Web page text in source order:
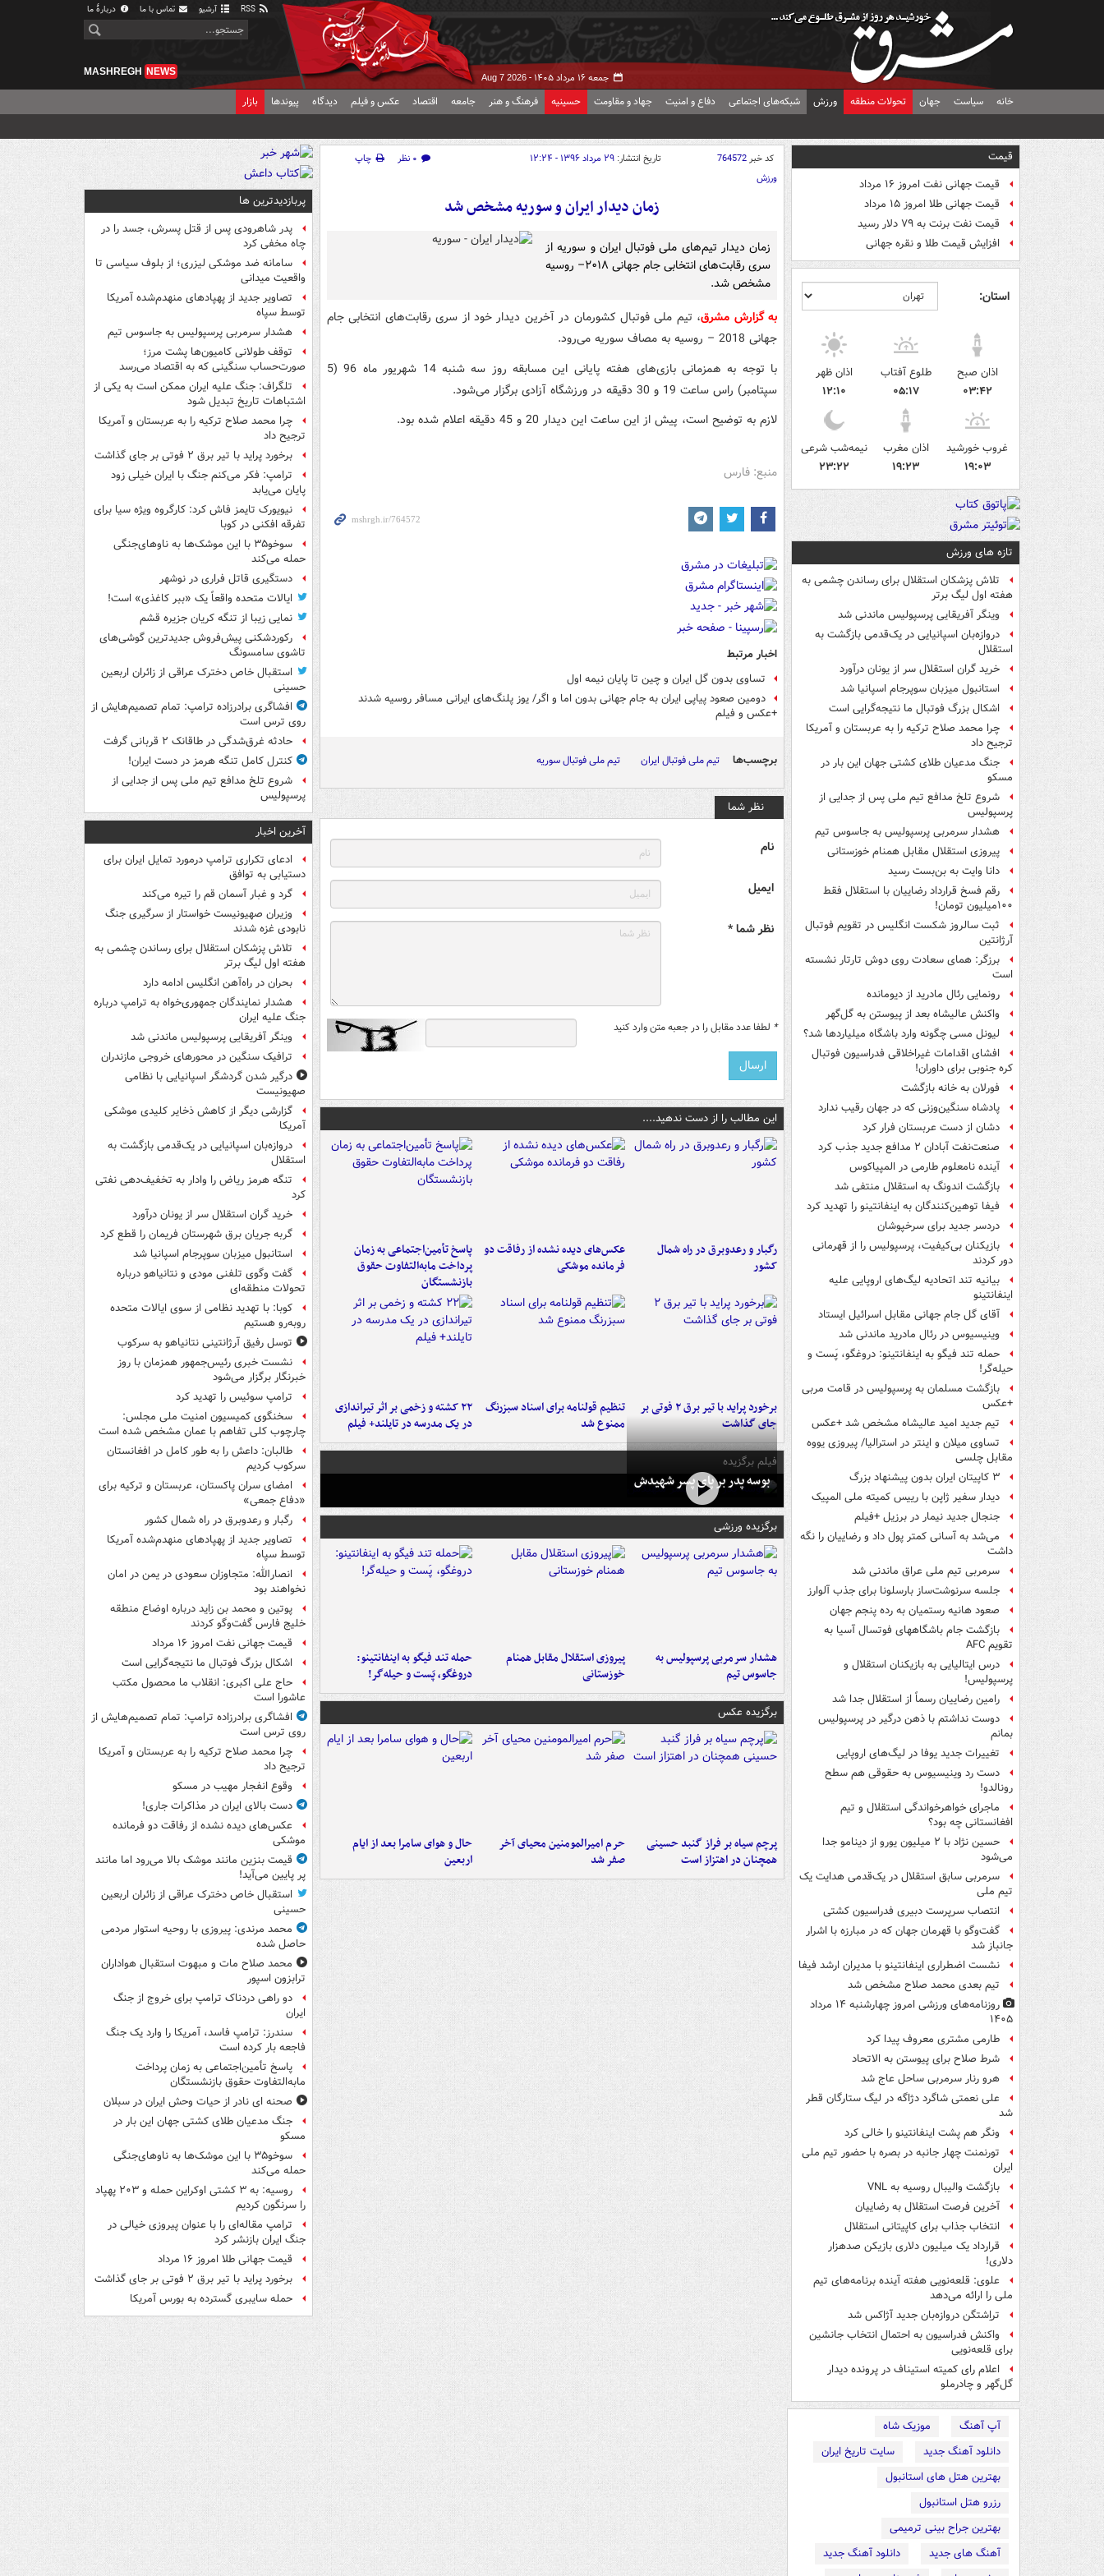
آرشیو تماس با ما دربارهٔ ما
جمعه ۱۶ مرداد ۱۴۰۵ - Aug 7 2026
MASHREGH NEWS
خانه سیاست جهان تحولات منطقه ورزش شبکه‌های اجتماعی دفاع و امنیت جهاد و مقاومت حسینیه فرهنگ و هنر جامعه اقتصاد عکس و فیلم دیدگاه پیوندها بازار
قیمت
قیمت جهانی نفت امروز ۱۶ مرداد
قیمت جهانی طلا امروز ۱۵ مرداد
قیمت نفت برنت به ۷۹ دلار رسید
افزایش قیمت طلا و نقره جهانی
استان:
اذان صبح
۰۳:۴۲
طلوع آفتاب
۰۵:۱۷
اذان ظهر
۱۲:۱۰
غروب خورشید
۱۹:۰۳
اذان مغرب
۱۹:۲۳
نیمه‌شب شرعی
۲۳:۲۲
تازه های ورزش
تلاش پزشکان استقلال برای رساندن چشمی به
هفته اول لیگ برتر
وینگر آفریقایی پرسپولیس ماندنی شد
دروازه‌بان اسپانیایی در یک‌قدمی بازگشت به
استقلال
خرید گران استقلال سر از یونان درآورد
استانبول میزبان سوپرجام اسپانیا شد
اشکال بزرگ فوتبال ما نتیجه‌گرایی است
چرا محمد صلاح ترکیه را به عربستان و آمریکا
ترجیح داد
جنگ مدعیان طلای کشتی جهان این بار در
مسکو
شروع تلخ مدافع تیم ملی پس از جدایی از
پرسپولیس
هشدار سرمربی پرسپولیس به جاسوس تیم
پیروزی استقلال مقابل همنام خوزستانی
دانا وایت به بن‌بست رسید
رقم فسخ قرارداد رضاییان با استقلال فقط
۱۰۰میلیون تومان!
ثبت سالروز شکست انگلیس در تقویم فوتبال
آرژانتین
برزگر: همای سعادت روی دوش تارتار نشسته
است
رونمایی رئال مادرید از دیومانده
واکنش عالیشاه بعد از پیوستن به گل‌گهر
لیونل مسی چگونه وارد باشگاه میلیاردها شد؟
افشای اقدامات غیراخلاقی فدراسیون فوتبال
کره جنوبی برای داوران!
فورلان به خانه بازگشت
پادشاه سنگین‌وزنی که در جهان رقیب ندارد
دشان از دست عربستان فرار کرد
صنعت‌نفت آبادان ۲ مدافع جدید جذب کرد
آینده نامعلوم طارمی در المپیاکوس
بازگشت اندونگ به استقلال منتفی شد
فیفا توهین‌کنندگان به اینفانتینو را تهدید کرد
دردسر جدید برای سرخپوشان
بازیکنان بی‌کیفیت، پرسپولیس را از قهرمانی
دور کردند
بیانیه تند اتحادیه لیگ‌های اروپایی علیه
اینفانتینو
آقای گل جام جهانی مقابل اسرائیل ایستاد
وینیسیوس در رئال مادرید ماندنی شد
حمله تند فیگو به اینفانتینو: دروغگو، پَست‌ و
حیله‌گر!
بازگشت مسلمان به پرسپولیس در قامت مربی
+عکس
تیم جدید امید عالیشاه مشخص شد +عکس
تساوی میلان و اینتر در استرالیا/ پیروزی یووه
مقابل چلسی
۳ کاپیتان ایران بدون پیشنهاد بزرگ
دیدار سفیر ژاپن با رییس کمیته ملی المپیک
جنجال جدید نیمار در برزیل +فیلم
می‌شد به آسانی کمتر پول داد و رضاییان را نگه
داشت
سرمربی تیم ملی عراق ماندنی شد
جلسه سرنوشت‌ساز بارسلونا برای جذب آلوارز
صعود هانیه رستمیان به رده پنجم جهان
بازگشت جام باشگاههای فوتسال آسیا به
تقویم AFC
درس ایتالیایی‌ به بازیکنان استقلال و
پرسپولیس!
رامین رضاییان رسماً از استقلال جدا شد
دوست نداشتم با ذهن درگیر در پرسپولیس
بمانم
تغییرات جدید یوفا در لیگ‌های اروپایی
دست رد وینیسیوس به حقوقی هم سطح
رونالدو!
ماجرای خواهرخواندگی استقلال و تیم
افغانستانی چه بود؟
حسین نژاد با ۲ میلیون یورو از دینامو جدا
می‌شود
سرمربی سابق استقلال در یک‌قدمی هدایت یک
تیم ملی
انتصاب سرپرست دبیری فدراسیون کشتی
گفت‌وگو با قهرمان جهان که در مبارزه با اشرار
جانباز شد
نشست اضطراری اینفانتینو با مدیران ارشد فیفا
تیم بعدی محمد صلاح مشخص شد
روزنامه‌های ورزشی امروز چهارشنبه ۱۴ مرداد
۱۴۰۵
طارمی مشتری معروف پیدا کرد
شرط صلاح برای پیوستن به الاتحاد
هرو رنار سرمربی ساحل عاج شد
علی نعمتی شاگرد دژاگه در لیگ ستارگان قطر
شد
ونگر هم پشت اینفانتینو را خالی کرد
تورنمنت چهار جانبه در بصره با حضور تیم ملی
ایران
بازگشت والیبال روسیه به VNL
آخرین فرصت استقلال به رضاییان
انتخاب جذاب برای کاپیتانی استقلال
قرارداد یک میلیون دلاری بازیکن صدهزار
دلاری!
علوی: قلعه‌نویی هفته آینده برنامه‌های تیم
ملی را ارائه می‌دهد
تراِشتگن دروازه‌بان جدید آژاکس شد
واکنش فدراسیون به احتمال انتخاب جانشین
برای قلعه‌نویی
اعلام رای کمیته استیناف در پرونده دیدار
گل‌گهر و چادرملو
آپ آهنگ
موزیک شاه
دانلود آهنگ جدید
سایت تاریخ ایران
بهترین هتل های استانبول
رزرو هتل استانبول
بهترین جراح بینی ترمیمی
آهنگ های جدید
دانلود آهنگ جدید
کد خبر764572 تاریخ انتشار: ۲۹ مرداد ۱۳۹۶ - ۱۲:۲۴ ۰ نظر
چاپ
ورزش
زمان دیدار ایران و سوریه مشخص شد
زمان دیدار تیم‌های ملی فوتبال ایران و سوریه از
سری رقابت‌های انتخابی جام جهانی ۲۰۱۸– روسیه
مشخص شد.
به گزارش مشرق، تیم ملی فوتبال کشورمان در آخرین دیدار خود از سری رقابت‌های انتخابی جام
جهانی 2018 – روسیه به مصاف سوریه می‌رود.
با توجه به همزمانی بازی‌های هفته پایانی این مسابقه روز سه شنبه 14 شهریور ماه 96 (5
سپتامبر) راس ساعت 19‌ و 30 دقیقه در ورزشگاه آزادی برگزار می‌شود.
لازم به توضیح است، پیش از این ساعت این دیدار 20 و 45 دقیقه اعلام شده بود.
منبع: فارس
اخبار مرتبط
تساوی بدون گل ایران و چین تا پایان نیمه اول
دومین صعود پیاپی ایران به جام جهانی بدون اما و اگر/ یوز پلنگ‌های ایرانی مسافر روسیه شدند
+عکس و فیلم
برچسب‌ها تیم ملی فوتبال ایران تیم ملی فوتبال سوریه
نظر شما
نام
ایمیل
نظر شما *
* لطفا عدد مقابل را در جعبه متن وارد کنید
این مطالب را از دست ندهید....
رگبار و رعدوبرق در راه شمال
کشور
عکس‌های دیده نشده از رفاقت دو
فرمانده‌ موشکی
پاسخ تأمین‌اجتماعی به زمان
پرداخت مابه‌التفاوت حقوق
بازنشستگان
برخورد پراید با تیر برق ۲ فوتی بر
جای گذاشت
تنظیم قولنامه برای اسناد سبزرنگ
ممنوع شد
۲۲ کشته و زخمی بر اثر تیراندازی
در یک مدرسه در تایلند+ فیلم
فیلم برگزیده
بوسه‌ پدر بر پای پسر شهیدش
برگزیده ورزشی
هشدار سرمربی پرسپولیس به
جاسوس تیم
پیروزی استقلال مقابل همنام
خوزستانی
حمله تند فیگو به اینفانتینو:
دروغگو، پَست‌ و حیله‌گر!
برگزیده عکس
پرچم سیاه بر فراز گنبد حسینی
همچنان در اهتزاز است
حرم امیرالمومنین محیای آخر
صفر شد
حال و هوای سامرا بعد از ایام
اربعین
پربازدیدترین ها
پدر شاهرودی پس از قتل پسرش، جسد را در
چاه مخفی کرد
سامانه ضد موشکی لیزری؛ از بلوف سیاسی تا
واقعیت میدانی
تصاویر جدید از پهپادهای منهدم‌شده آمریکا
توسط سپاه
هشدار سرمربی پرسپولیس به جاسوس تیم
توقف طولانی کامیون‌ها پشت مرز؛
صورت‌حساب سنگینی که به اقتصاد می‌رسد
تلگراف: جنگ علیه ایران ممکن است به یکی از
اشتباهات تاریخ تبدیل شود
چرا محمد صلاح ترکیه را به عربستان و آمریکا
ترجیح داد
برخورد پراید با تیر برق ۲ فوتی بر جای گذاشت
ترامپ: فکر می‌کنم جنگ با ایران خیلی زود
پایان می‌یابد
نیویورک تایمز فاش کرد: کارگروه ویژه سیا برای
تفرقه افکنی در کوبا
سوخو۳۵ با این موشک‌ها به ناوهای‌جنگی
حمله می‌کند
دستگیری قاتل فراری در نوشهر
ایالات متحده واقعاً یک «ببر کاغذی» است!
نمایی زیبا از تنگه کریان جزیره قشم
رکوردشکنی پیش‌فروش جدیدترین گوشی‌های
تاشوی سامسونگ
استقبال خاص دخترک عراقی از زائران اربعین
حسینی
افشاگری برادرزاده ترامپ: تمام تصمیم‌هایش از
روی ترس است
حادثه غرق‌شدگی در طاقانک ۲ قربانی گرفت
کنترل کامل تنگه هرمز در دست ایران!
شروع تلخ مدافع تیم ملی پس از جدایی از
پرسپولیس
آخرین اخبار
ادعای تکراری ترامپ درمورد تمایل ایران برای
دستیابی به توافق
گرد و غبار آسمان قم را تیره می‌کند
وزیران صهیونیست خواستار از سرگیری جنگ
نابودی غزه شدند
تلاش پزشکان استقلال برای رساندن چشمی به
هفته اول لیگ برتر
بحران در راه‌آهن انگلیس ادامه دارد
هشدار نمایندگان جمهوری‌خواه به ترامپ درباره
جنگ علیه ایران
وینگر آفریقایی پرسپولیس ماندنی شد
ترافیک سنگین در محورهای خروجی مازندران
درگیر شدن گردشگر اسپانیایی با نظامی
صهیونیست
گزارشی دیگر از کاهش ذخایر کلیدی موشکی
آمریکا
دروازه‌بان اسپانیایی در یک‌قدمی بازگشت به
استقلال
تنگه هرمز ریاض را وادار به تخفیف‌دهی نفتی
کرد
خرید گران استقلال سر از یونان درآورد
گربه جریان برق شهرستان فریمان را قطع کرد
استانبول میزبان سوپرجام اسپانیا شد
گفت وگوی تلفنی مودی و نتانیاهو درباره
تحولات منطقه‌ای
کوبا: با تهدید نظامی از سوی ایالات متحده
روبه‌رو هستیم
توسل رفیق آرژانتینی نتانیاهو به سرکوب
نشست خبری رئیس‌جمهور همزمان با روز
خبرنگار برگزار می‌شود
ترامپ سوئیس را تهدید کرد
سخنگوی کمیسیون امنیت ملی مجلس:
چارچوب کلی تفاهم با عمان مشخص شده است
طالبان: داعش را به طور کامل در افغانستان
سرکوب کردیم
امضای سران پاکستان، عربستان و ترکیه برای
«دفاع جمعی»
رگبار و رعدوبرق در راه شمال کشور
تصاویر جدید از پهپادهای منهدم‌شده آمریکا
توسط سپاه
انصارالله: متجاوزان سعودی در یمن در امان
نخواهند بود
پوتین و محمد بن زاید درباره اوضاع منطقه
خلیج فارس گفت‌وگو کردند
قیمت جهانی نفت امروز ۱۶ مرداد
اشکال بزرگ فوتبال ما نتیجه‌گرایی است
حاج علی اکبری: انقلاب ما محصول مکتب
عاشورا است
افشاگری برادرزاده ترامپ: تمام تصمیم‌هایش از
روی ترس است
چرا محمد صلاح ترکیه را به عربستان و آمریکا
ترجیح داد
وقوع انفجار مهیب در مسکو
دست بالای ایران در مذاکرات جاری!
عکس‌های دیده نشده از رفاقت دو فرمانده‌
موشکی
قیمت بنزین مانند موشک بالا می‌رود اما مانند
پر پایین می‌آید!
استقبال خاص دخترک عراقی از زائران اربعین
حسینی
محمد مرندی: پیروزی با روحیه استوار مردمی
حاصل شده
محمد صلاح مات و مبهوت استقبال هواداران
ترابزون اسپور
دو راهی دردناک ترامپ برای خروج از جنگ
ایران
سندرز: ترامپ فاسد، آمریکا را وارد یک جنگ
فاجعه بار کرده است
پاسخ تأمین‌اجتماعی به زمان پرداخت
مابه‌التفاوت حقوق بازنشستگان
صحنه ای نادر از حیات وحش ایران در سبلان
جنگ مدعیان طلای کشتی جهان این بار در
مسکو
سوخو۳۵ با این موشک‌ها به ناوهای‌جنگی
حمله می‌کند
روسیه: به ۳ کشتی اوکراین حمله و ۲۰۳ پهپاد
را سرنگون کردیم
ترامپ مقاله‌ای را با عنوان پیروزی خیالی در
جنگ ایران بازنشر کرد
قیمت جهانی طلا امروز ۱۶ مرداد
برخورد پراید با تیر برق ۲ فوتی بر جای گذاشت
حمله سایبری گسترده به بورس آمریکا